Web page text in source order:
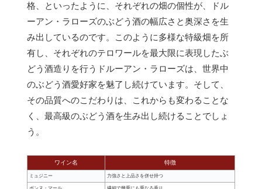
格、といったように、それぞれの畑の個性が、ドル
ーアン・ラローズのぶどう酒の幅広さと奥深さを生
み出しているのです。このように多様な特級畑を所
有し、それぞれのテロワールを最大限に表現したぶ
どう酒造りを行うドルーアン・ラローズは、世界中
のぶどう酒愛好家を魅了し続けています。そして、
その品質へのこだわりは、これからも変わることな
く、最高級のぶどう酒を生み出し続けることでしょ
う。
ワイン名 特徴
ミュジニー 力強さと上品さを併せ持つ